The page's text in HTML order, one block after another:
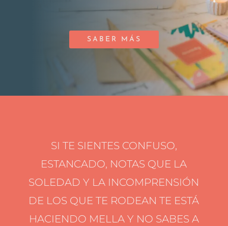
SABER MÁS
SI TE SIENTES CONFUSO,
ESTANCADO, NOTAS QUE LA
SOLEDAD Y LA INCOMPRENSIÓN
DE LOS QUE TE RODEAN TE ESTÁ
HACIENDO MELLA Y NO SABES A